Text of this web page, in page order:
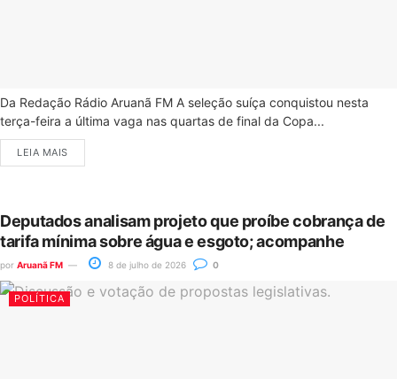
Da Redação Rádio Aruanã FM A seleção suíça conquistou nesta
terça-feira a última vaga nas quartas de final da Copa...
LEIA MAIS
Deputados analisam projeto que proíbe cobrança de
tarifa mínima sobre água e esgoto; acompanhe
por Aruanã FM 8 de julho de 2026 0
POLÍTICA